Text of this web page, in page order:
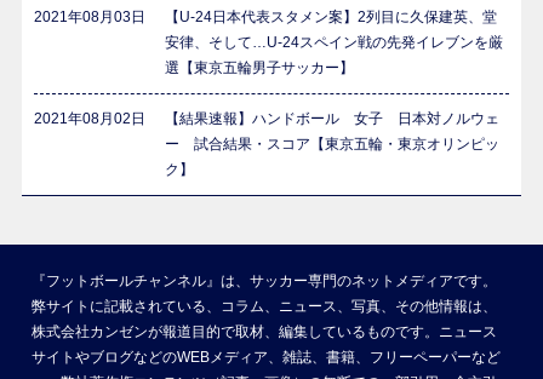
2021年08月03日
【U-24日本代表スタメン案】2列目に久保建英、堂
安律、そして…U-24スペイン戦の先発イレブンを厳
選【東京五輪男子サッカー】
2021年08月02日
【結果速報】ハンドボール 女子 日本対ノルウェ
ー 試合結果・スコア【東京五輪・東京オリンピッ
ク】
『フットボールチャンネル』は、サッカー専門のネットメディアです。
弊サイトに記載されている、コラム、ニュース、写真、その他情報は、
株式会社カンゼンが報道目的で取材、編集しているものです。ニュース
サイトやブログなどのWEBメディア、雑誌、書籍、フリーペーパーなど